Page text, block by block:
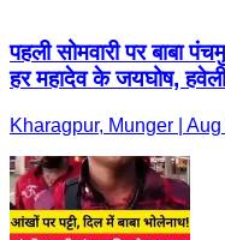
पहली सोमवारी पर बाबा
हर महादेव के जयघोष,
Kharagpur, Munger |